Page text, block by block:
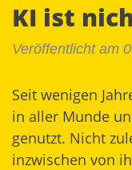
KI ist
Veröffentlicht am
Seit wenigen
in aller Munde
genutzt. Nicht
inzwischen von